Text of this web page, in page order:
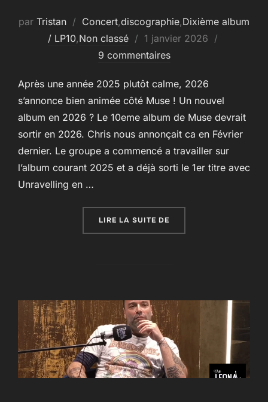
par Tristan Concert,discographie,Dixième album
/ LP10,Non classé
Publié
le
1 janvier 2026
9 commentaires
Après une année 2025 plutôt calme, 2026
s’annonce bien animée côté Muse ! Un nouvel
album en 2026 ? Le 10eme album de Muse devrait
sortir en 2026. Chris nous annonçait ca en Février
dernier. Le groupe a commencé a travailler sur
l’album courant 2025 et a déjà sorti le 1er titre avec
Unravelling en …
LIRE LA SUITE DE